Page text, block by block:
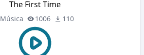
The First Time
Música 1006 110